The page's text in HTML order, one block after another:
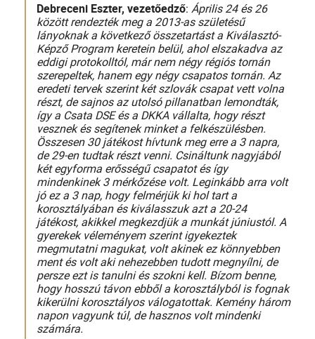
Debreceni Eszter, vezetőedző: Április 24 és 26
között rendezték meg a 2013-as születésű
lányoknak a következő összetartást a Kiválasztó-
Képző Program keretein belül, ahol elszakadva az
eddigi protokolltól, már nem négy régiós tornán
szerepeltek, hanem egy négy csapatos tornán. Az
eredeti tervek szerint két szlovák csapat vett volna
részt, de sajnos az utolsó pillanatban lemondták,
így a Csata DSE és a DKKA vállalta, hogy részt
vesznek és segítenek minket a felkészülésben.
Összesen 30 játékost hívtunk meg erre a 3 napra,
de 29-en tudtak részt venni. Csináltunk nagyjából
két egyforma erősségű csapatot és így
mindenkinek 3 mérkőzése volt. Leginkább arra volt
jó ez a 3 nap, hogy felmérjük ki hol tart a
korosztályában és kiválasszuk azt a 20-24
játékost, akikkel megkezdjük a munkát júniustól. A
gyerekek véleményem szerint igyekeztek
megmutatni magukat, volt akinek ez könnyebben
ment és volt aki nehezebben tudott megnyílni, de
persze ezt is tanulni és szokni kell. Bízom benne,
hogy hosszú távon ebből a korosztályból is fognak
kikerülni korosztályos válogatottak. Kemény három
napon vagyunk túl, de hasznos volt mindenki
számára.